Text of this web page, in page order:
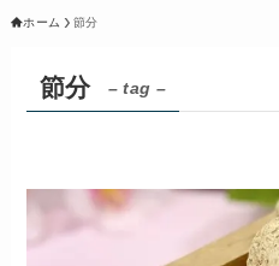
ホーム 節分
節分 – tag –